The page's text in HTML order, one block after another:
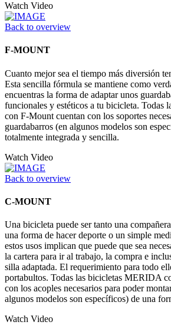
Watch Video
Back to overview
F-MOUNT
Cuanto mejor sea el tiempo más diversión
Esta sencilla fórmula se mantiene como
encuentras la forma de adaptar unos
funcionales y estéticos a tu bicicleta. Todas
con F-Mount cuentan con los soportes
guardabarros (en algunos modelos son
totalmente integrada y sencilla.
Watch Video
Back to overview
C-MOUNT
Una bicicleta puede ser tanto una
una forma de hacer deporte o un simple
estos usos implican que puede que sea
la cartera para ir al trabajo, la compra e
silla adaptada. El requerimiento para todo
portabultos. Todas las bicicletas MERIDA
con los acoples necesarios para poder
algunos modelos son específicos) de una
Watch Video